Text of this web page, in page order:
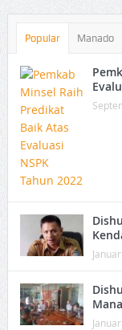
Popular Manado